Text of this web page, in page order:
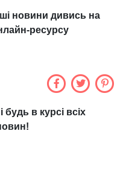
новини дивись на
ресурсу
і будь в курсі всіх